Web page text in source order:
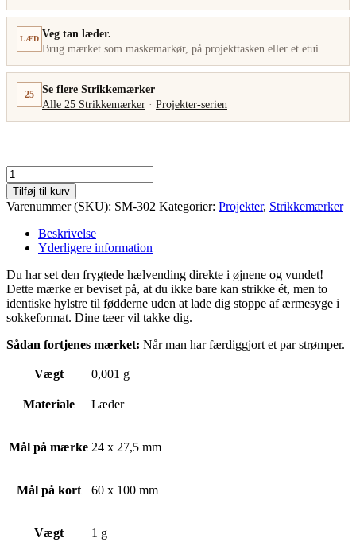
LÆD Veg tan læder.
Brug mærket som maskemarkør, på projekttasken eller et etui.
25
Se flere Strikkemærker
Alle 25 Strikkemærker · Projekter-serien
Hælhelten
antal
Tilføj til kurv
Varenummer (SKU): SM-302 Kategorier: Projekter, Strikkemærker
Beskrivelse
Yderligere information
Du har set den frygtede hælvending direkte i øjnene og vundet!
Dette mærke er beviset på, at du ikke bare kan strikke ét, men to
identiske hylstre til fødderne uden at lade dig stoppe af ærmesyge i
sokkeformat. Dine tæer vil takke dig.
Sådan fortjenes mærket: Når man har færdiggjort et par strømper.
Vægt 0,001 g
Materiale Læder
Mål på mærke 24 x 27,5 mm
Mål på kort 60 x 100 mm
Vægt 1 g